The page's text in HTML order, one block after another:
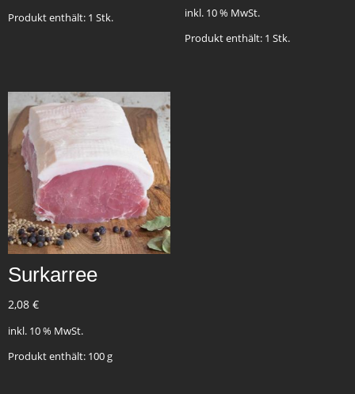
Produkt enthält: 1 Stk.
inkl. 10 % MwSt.
Produkt enthält: 1 Stk.
Surkarree
2,08 €
inkl. 10 % MwSt.
Produkt enthält: 100g